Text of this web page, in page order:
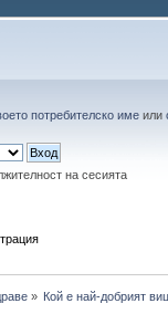
потребителско име или
на сесията
» Кой е най-добрият